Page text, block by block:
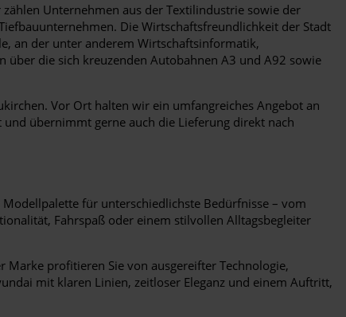
Unternehmen aus der Textilindustrie sowie der
Die Wirtschaftsfreundlichkeit der Stadt
an der unter anderem Wirtschaftsinformatik,
die sich kreuzenden Autobahnen A3 und A92 sowie
Vor Ort halten wir ein umfangreiches Angebot an
übernimmt gerne auch die Lieferung direkt nach
für unterschiedlichste Bedürfnisse – vom
Fahrspaß oder einem stilvollen Alltagsbegleiter
profitieren Sie von ausgereifter Technologie,
mit klaren Linien, zeitloser Eleganz und einem Auftritt,